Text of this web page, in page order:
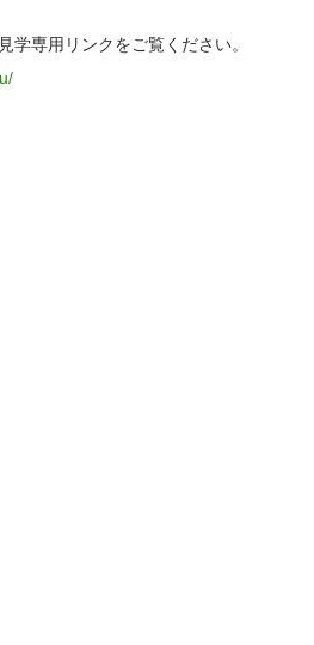
学専用リンクをご覧ください。